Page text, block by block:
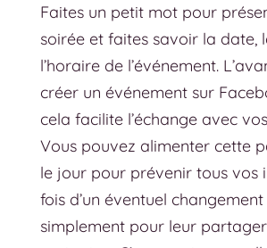
Faites un petit mot pour
soirée et faites savoir la date,
l’horaire de l’événement.
créer un événement sur
cela facilite l’échange avec
Vous pouvez alimenter cette
le jour pour prévenir tous vos
fois d’un éventuel
simplement pour leur